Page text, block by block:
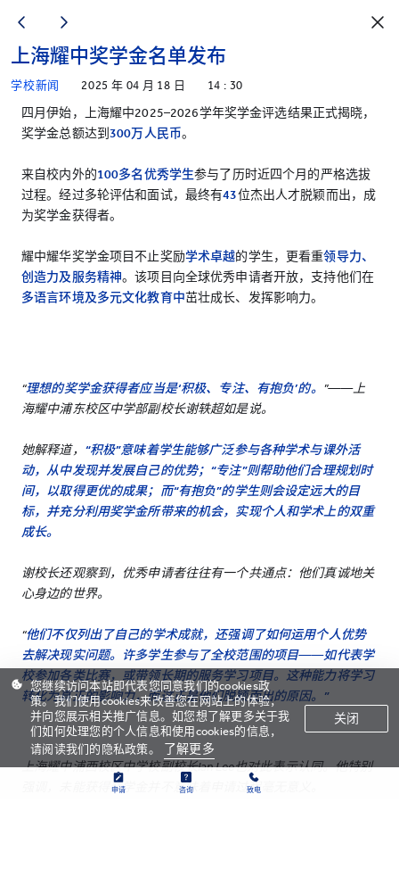
上海耀中奖学金名单发布
学校新闻 2025 年 04 月 18 日 14 : 30
四月伊始，上海耀中2025–2026学年奖学金评选结果正式揭晓，
奖学金总额达到 300万人民币。
来自校内外的100多名优秀学生参与了历时近四个月的严格选拔
过程。经过多轮评估和面试，最终有43位杰出人才脱颖而出，成
为奖学金获得者。
耀中耀华奖学金项目不止奖励学术卓越的学生，更看重领导力、
创造力及服务精神。该项目向全球优秀申请者开放，支持他们在
多语言环境及多元文化教育中茁壮成长、发挥影响力。
“理想的奖学金获得者应当是‘积极、专注、有抱负’的。 ”——上
海耀中浦东校区中学部副校长谢轶超如是说。
她解释道， “积极”意味着学生能够广泛参与各种学术与课外活
动，从中发现并发展自己的优势；“专注”则帮助他们合理规划时
间，以取得更优的成果；而“有抱负”的学生则会设定远大的目
标，并充分利用奖学金所带来的机会，实现个人和学术上的双重
成长。
谢校长还观察到，优秀申请者往往有一个共通点：他们真诚地关
心身边的世界。
“他们不仅列出了自己的学术成就，还强调了如何运用个人优势
去解决现实问题。许多学生参与了全校范围的项目——如代表学
校参加各类比赛，或带领长期的服务学习项目。这种能力将学习
转化为真正的影响力，而这正是他们脱颖而出的原因。”
上海耀中浦西校区中学校副校长Ian Lee也对此表示认同。他特别
强调，未能获得奖学金并不意味着申请过程毫无意义。
您继续访问本站即代表您同意我们的cookies政
策。我们使用cookies来改善您在网站上的体验，
并向您展示相关推广信息。如您想了解更多关于我
们如何处理您的个人信息和使用cookies的信息，
请阅读我们的隐私政策。
了解更多
关闭
申请 咨询 致电